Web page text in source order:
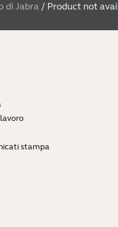
di Jabra / Product not
stampa